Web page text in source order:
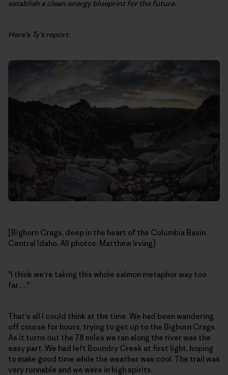
establish a clean energy blueprint for the future.
Here’s Ty’s report:
[Bighorn Crags, deep in the heart of the Columbia Basin.
Central Idaho. All photos: Matthew Irving]
"I think we're taking this whole salmon metaphor way too
far…."
That's all I could think at the time. We had been wandering
off course for hours, trying to get up to the Bighorn Crags.
As it turns out the 78 miles we ran along the river was the
easy part. We had left Boundry Creek at first light, hoping
to make good time while the weather was cool. The trail was
very runnable and we were in high spirits.